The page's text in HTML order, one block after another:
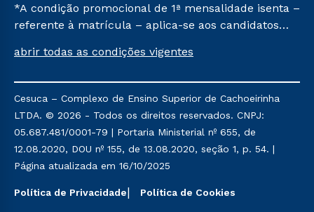
*A condição promocional de 1ª mensalidade isenta –
referente à matrícula – aplica-se aos candidatos
na prova on-line ou agendada, que ofertam bolsas
semestre de 2023, que ainda não tenham efetivado
e/ou não tenham cancelado ou trancado sua
matrícula em uma das Instituições da Cruzeiro do
Sul Educacional, no período de um ano. Tais
condições não se aplicam aos cursos de Medicina, e
outros programas governamentais, e não se
abrir todas as condições vigentes
Cesuca – Complexo de Ensino Superior de Cachoeirinha
LTDA. © 2026 - Todos os direitos reservados. CNPJ:
05.687.481/0001-79 | Portaria Ministerial nº 655, de
12.08.2020, DOU nº 155, de 13.08.2020, seção 1, p. 54. |
Página atualizada em 16/10/2025
Política de Privacidade Política de Cookies